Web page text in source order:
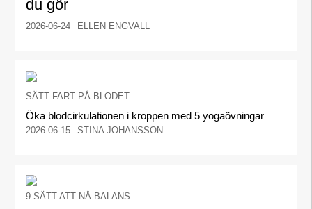
du gör
2026-06-24 ELLEN ENGVALL
SÄTT FART PÅ BLODET
Öka blodcirkulationen i kroppen med 5 yogaövningar
2026-06-15 STINA JOHANSSON
9 SÄTT ATT NÅ BALANS